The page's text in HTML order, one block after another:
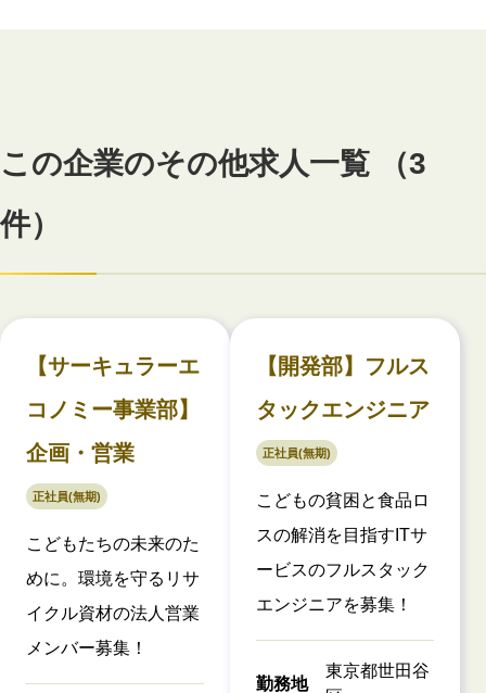
この企業のその他求人一覧 （3
件）
【サーキュラーエ
コノミー事業部】
企画・営業
正社員(無期)
こどもたちの未来のた
めに。環境を守るリサ
イクル資材の法人営業
メンバー募集！
【開発部】フルス
タックエンジニア
正社員(無期)
こどもの貧困と食品ロ
スの解消を目指すITサ
ービスのフルスタック
エンジニアを募集！
勤務地
東京都世田谷